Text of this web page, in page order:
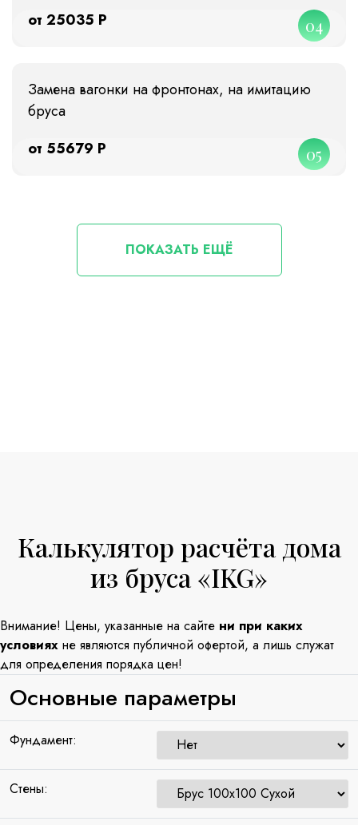
от 25035 Р
04
Замена вагонки на фронтонах, на имитацию
бруса
от 55679 Р
05
ПОКАЗАТЬ ЕЩЁ
Калькулятор расчёта дома
из бруса «IKG»
Внимание! Цены, указанные на сайте ни при каких
условиях не являются публичной офертой, а лишь служат
для определения порядка цен!
Основные параметры
Фундамент:
Стены: